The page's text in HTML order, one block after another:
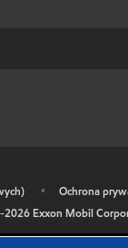
• Ochrona
2026 Exxon Mobil